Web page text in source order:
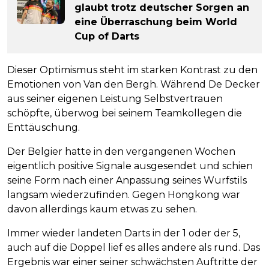
glaubt trotz deutscher Sorgen an
eine Überraschung beim World
Cup of Darts
Dieser Optimismus steht im starken Kontrast zu den
Emotionen von Van den Bergh. Während De Decker
aus seiner eigenen Leistung Selbstvertrauen
schöpfte, überwog bei seinem Teamkollegen die
Enttäuschung.
Der Belgier hatte in den vergangenen Wochen
eigentlich positive Signale ausgesendet und schien
seine Form nach einer Anpassung seines Wurfstils
langsam wiederzufinden. Gegen Hongkong war
davon allerdings kaum etwas zu sehen.
Immer wieder landeten Darts in der 1 oder der 5,
auch auf die Doppel lief es alles andere als rund. Das
Ergebnis war einer seiner schwächsten Auftritte der